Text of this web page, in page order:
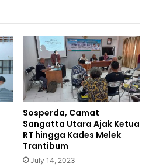
Sosperda, Camat
Sangatta Utara Ajak Ketua
RT hingga Kades Melek
Trantibum
July 14, 2023